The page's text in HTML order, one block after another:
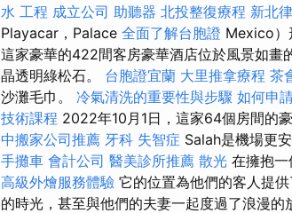
水 工程 成立公司 助聽器 北投整復療程 新北
Playacar，Palace 全面了解台胞證 Mexico）
這家豪華的422間客房豪華酒店位於風景如畫
晶透明綠松石。 台胞證宜蘭 大里推拿療程 茶
沙灘毛巾。 冷氣清洗的重要性與步驟 如何申
技術課程 2022年10月1日，這家64個房間的
中搬家公司推薦 牙科 失智症 Salah是機場更
手攤車 會計公司 醫美診所推薦 散光 在擁抱
高級外燴服務體驗 它的位置為他們的客人提
的時光，甚至與他們的夫妻一起度過了浪漫